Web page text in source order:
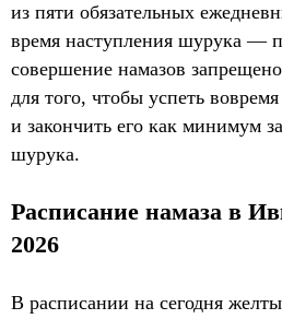
из пяти обязательных
время наступления шурука —
совершение намазов
для того, чтобы успеть
и закончить его как минимум
шурука.
Расписание намаза в
2026
В расписании на сегодня